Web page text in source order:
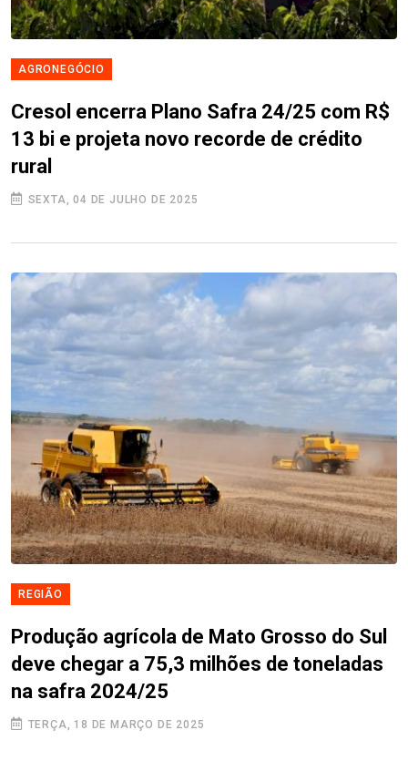
AGRONEGÓCIO
Cresol encerra Plano Safra 24/25 com R$
13 bi e projeta novo recorde de crédito
rural
SEXTA, 04 DE JULHO DE 2025
REGIÃO
Produção agrícola de Mato Grosso do Sul
deve chegar a 75,3 milhões de toneladas
na safra 2024/25
TERÇA, 18 DE MARÇO DE 2025